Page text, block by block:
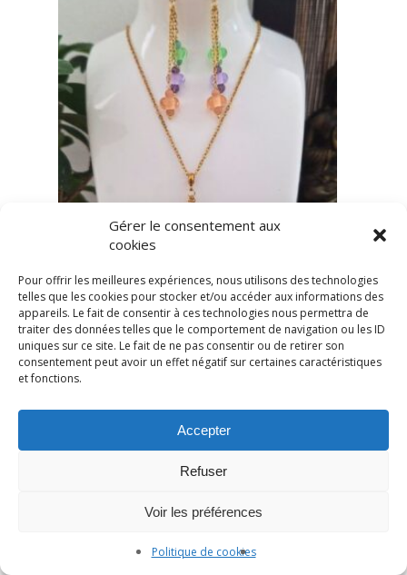
Gérer le consentement aux
cookies
Pour offrir les meilleures expériences, nous utilisons des technologies
telles que les cookies pour stocker et/ou accéder aux informations des
appareils. Le fait de consentir à ces technologies nous permettra de
traiter des données telles que le comportement de navigation ou les ID
uniques sur ce site. Le fait de ne pas consentir ou de retirer son
consentement peut avoir un effet négatif sur certaines caractéristiques
et fonctions.
Accepter
Refuser
Voir les préférences
Politique de cookies